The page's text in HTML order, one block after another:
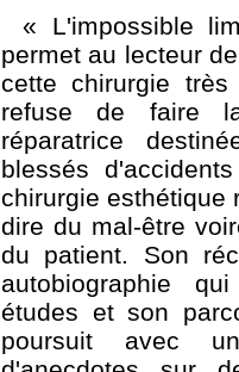
« L'impossible
permet au lecteur
cette chirurgie très
refuse de faire
réparatrice
blessés
chirurgie esthétique
dire du mal-être
du patient. Son
autobiographie
études et son
poursuit avec